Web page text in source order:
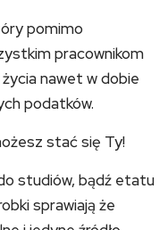
pomimo
pracownikom
nawet w dobie
podatków.
stać się Ty!
studiów, bądź etatu
sprawiają że